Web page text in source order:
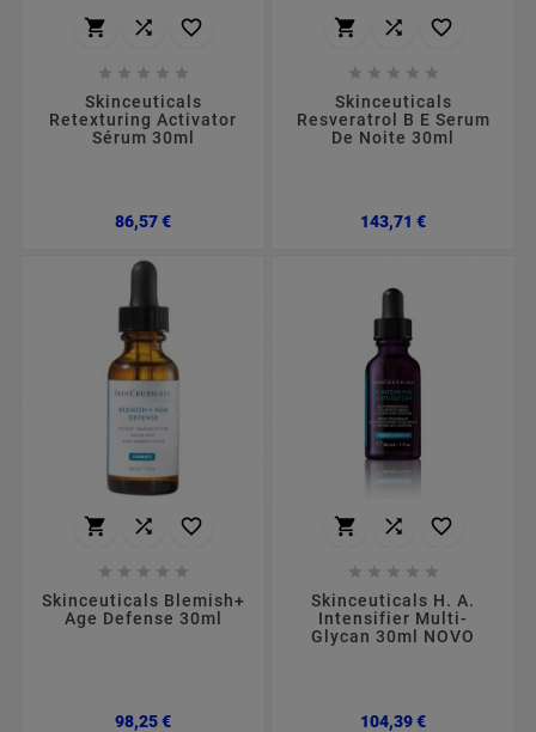
  
    
Skinceuticals
Retexturing Activator
Sérum 30ml
86,57 €Preço
  
    
Skinceuticals
Resveratrol B E Serum
De Noite 30ml
143,71 €Preço
  
    
Skinceuticals Blemish+
Age Defense 30ml
98,25 €Preço
  
    
Skinceuticals H. A.
Intensifier Multi-
Glycan 30ml NOVO
104,39 €Preço